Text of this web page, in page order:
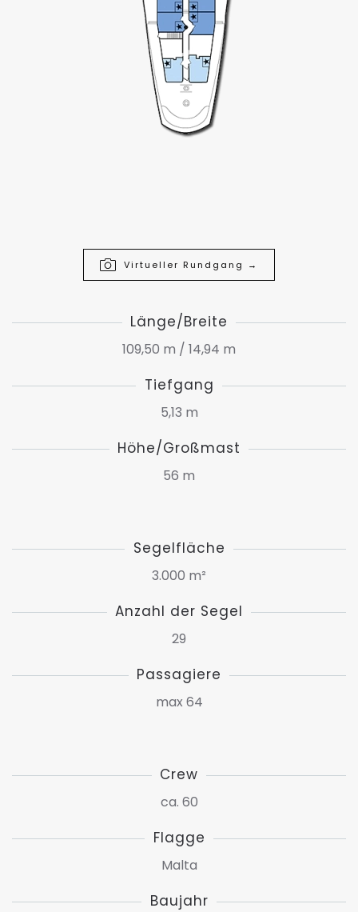
Virtueller Rundgang →
Länge/Breite
109,50 m / 14,94 m
Tiefgang
5,13 m
Höhe/Großmast
56 m
Segelfläche
3.000 m²
Anzahl der Segel
29
Passagiere
max 64
Crew
ca. 60
Flagge
Malta
Baujahr